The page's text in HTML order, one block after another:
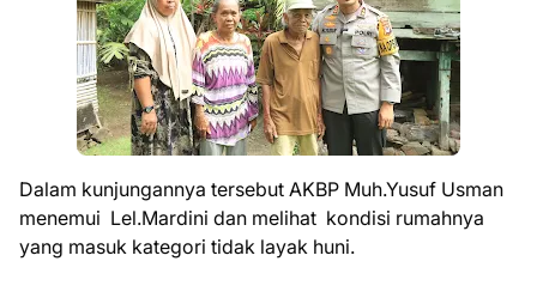
Dalam kunjungannya tersebut AKBP Muh.Yusuf Usman
menemui Lel.Mardini dan melihat kondisi rumahnya
yang masuk kategori tidak layak huni.